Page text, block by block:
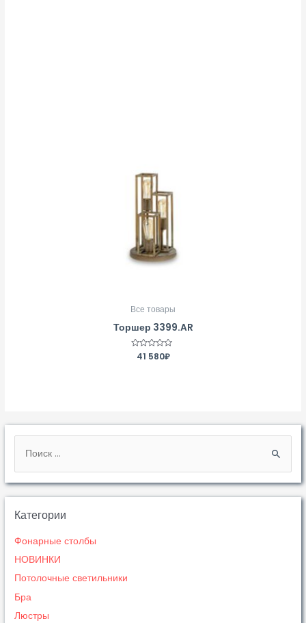
Категории
Фонарные столбы
НОВИНКИ
Потолочные светильники
Бра
Люстры
Все товары
Торшер 3399.AR
Оценка
41 580₽